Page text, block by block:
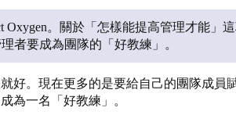
。關於「怎樣能提高管理才能
者要成為團隊的「好教練」。
好。現在更多的是要給自己的團隊成
為一名「好教練」。